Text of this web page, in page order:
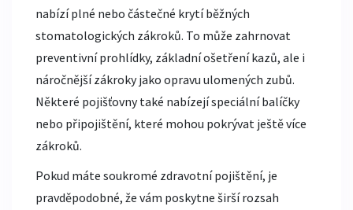
nabízí plné nebo částečné krytí běžných
stomatologických zákroků. To může zahrnovat
preventivní prohlídky, základní ošetření kazů, ale i
náročnější zákroky jako opravu ulomených zubů.
Některé pojišťovny také nabízejí speciální balíčky
nebo připojištění, které mohou pokrývat ještě více
zákroků.
Pokud máte soukromé zdravotní pojištění, je
pravděpodobné, že vám poskytne širší rozsah